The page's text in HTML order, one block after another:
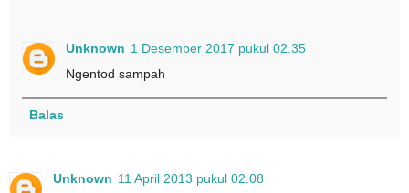
Unknown 1 Desember 2017 pukul 02.35
Ngentod sampah
Balas
Unknown 11 April 2013 pukul 02.08